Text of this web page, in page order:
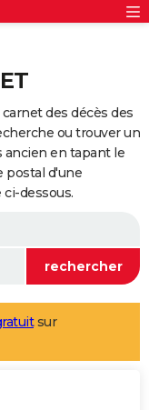
des décès des
ou trouver un
ancien en tapant le
postal d'une
dessous.
sur